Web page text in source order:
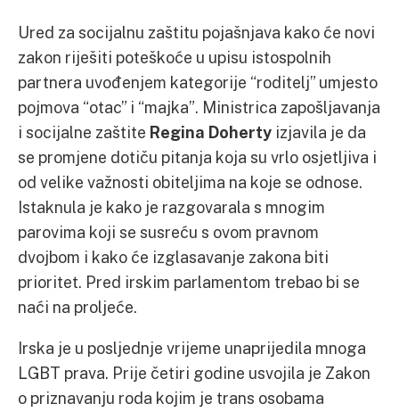
Ured za socijalnu zaštitu pojašnjava kako će novi
zakon riješiti poteškoće u upisu istospolnih
partnera uvođenjem kategorije “roditelj” umjesto
pojmova “otac” i “majka”. Ministrica zapošljavanja
i socijalne zaštite Regina Doherty izjavila je da
se promjene dotiču pitanja koja su vrlo osjetljiva i
od velike važnosti obiteljima na koje se odnose.
Istaknula je kako je razgovarala s mnogim
parovima koji se susreću s ovom pravnom
dvojbom i kako će izglasavanje zakona biti
prioritet. Pred irskim parlamentom trebao bi se
naći na proljeće.
Irska je u posljednje vrijeme unaprijedila mnoga
LGBT prava. Prije četiri godine usvojila je Zakon
o priznavanju roda kojim je trans osobama